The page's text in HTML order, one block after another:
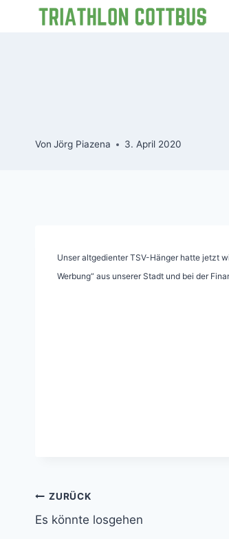
Von Jörg Piazena 3. April 2020
Unser altgedienter TSV-Hänger hatte jetzt
Werbung“ aus unserer Stadt und bei der
Beitragsnavigation
ZURÜCK
Es könnte losgehen